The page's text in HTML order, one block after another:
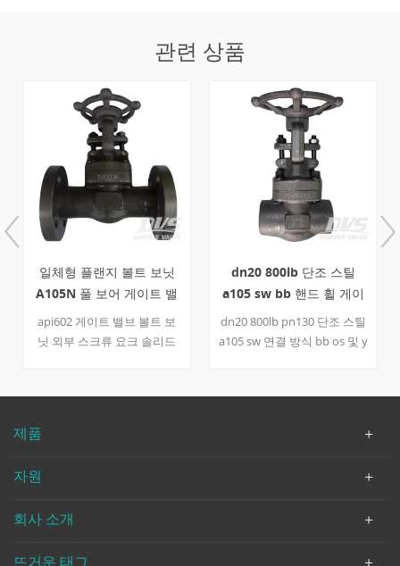
관련 상품
일체형 플랜지 볼트 보닛
A105N 풀 보어 게이트 밸
브
api602 게이트 밸브 볼트 보
닛 외부 스크류 요크 솔리드
13cr 150lb 300lb 1/2 인치
/ 줄기, 304+ 흑연 / 가스켓 &
dn20 800lb 단조 스틸
a105 sw bb 핸드 휠 게이
트 밸브 a105
dn20 800lb pn130 단조 스틸
a105 sw 연결 방식 bb os 및 y
8 시트 410 + stl 웨지 420 스
제품
자원
회사 소개
뜨거운 태그